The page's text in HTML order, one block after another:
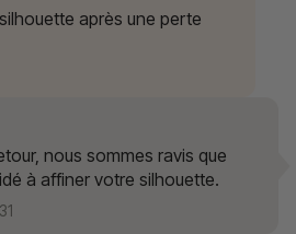
après une perte
nous sommes ravis que
à affiner votre silhouette.